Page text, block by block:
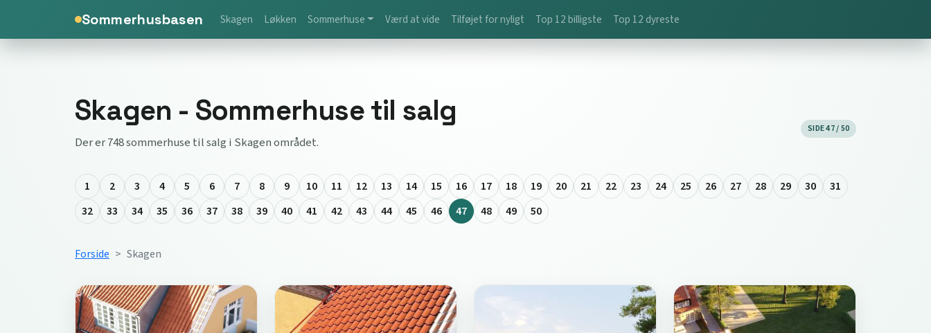
Sommerhusbasen Skagen Løkken Sommerhuse Værd at vide Tilføjet for nyligt Top 12 billigste Top 12 dyreste
Skagen - Sommerhuse til salg
Der er 748 sommerhuse til salg i Skagen området.
SIDE 47 / 50
1 2 3 4 5 6 7 8 9 10 11 12 13 14 15 16 17 18 19 20 21 22 23 24 25 26 27 28 29 30
31
32
33 34 35 36 37 38 39 40 41 42 43 44 45 46 47 48 49 50
Forside Skagen